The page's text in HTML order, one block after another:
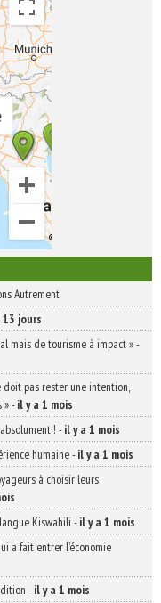
Autrement
13 jours
mais de tourisme à impact »-
pas rester une intention,
»-il y a 1 mois
! -il y a 1 mois
humaine-il y a 1 mois
à choisir leurs
Kiswahili -il y a 1 mois
a fait entrer l’économie
-il y a 1 mois